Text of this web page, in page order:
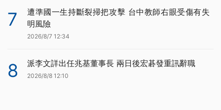
7
遭準國一生持斷裂掃把攻擊 台中教師右眼受傷有失
明風險
2026/8/7 12:34
8 派李文詳出任兆基董事長 兩日後宏碁發重訊辭職
2026/8/8 12:10